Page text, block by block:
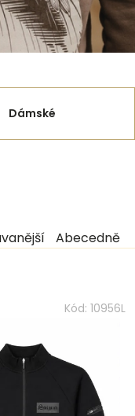
Dámské
Abecedně
Kód: 10956L